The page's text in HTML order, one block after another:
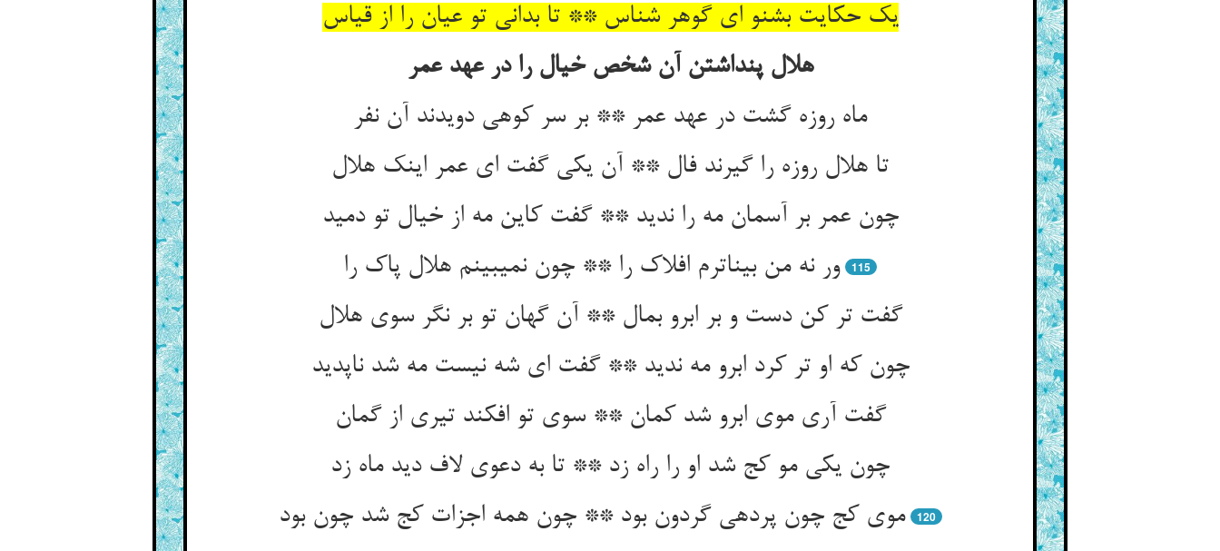
یک حکایت بشنو ای گوهر شناس ** تا بدانی تو عیان را از قیاس‏
هلال پنداشتن آن شخص خیال را در عهد عمر
ماه روزه گشت در عهد عمر ** بر سر کوهی دویدند آن نفر
تا هلال روزه را گیرند فال ** آن یکی گفت ای عمر اینک هلال‏
چون عمر بر آسمان مه را ندید ** گفت کاین مه از خیال تو دمید
ور نه من بیناترم افلاک را ** چون نمی‏بینم هلال پاک را
115
گفت تر کن دست و بر ابرو بمال ** آن گهان تو بر نگر سوی هلال‏
چون که او تر کرد ابرو مه ندید ** گفت ای شه نیست مه شد ناپدید
گفت آری موی ابرو شد کمان ** سوی تو افکند تیری از گمان‏
چون یکی مو کج شد او را راه زد ** تا به دعوی لاف دید ماه زد
موی کج چون پرده‏ی گردون بود ** چون همه اجزات کج شد چون بود
120